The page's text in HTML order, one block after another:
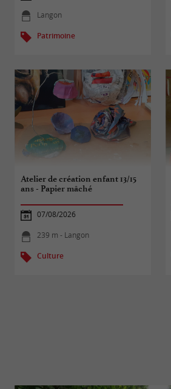
Langon
Patrimoine
Atelier de création enfant 13/15
ans - Papier mâché
07/08/2026
239 m - Langon
Culture